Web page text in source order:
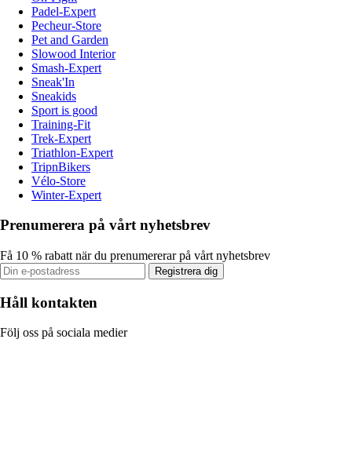
Padel-Expert
Pecheur-Store
Pet and Garden
Slowood Interior
Smash-Expert
Sneak'In
Sneakids
Sport is good
Training-Fit
Trek-Expert
Triathlon-Expert
TripnBikers
Vélo-Store
Winter-Expert
Prenumerera på vårt nyhetsbrev
Få 10 % rabatt när du prenumererar på vårt nyhetsbrev
Registrera dig
Håll kontakten
Följ oss på sociala medier